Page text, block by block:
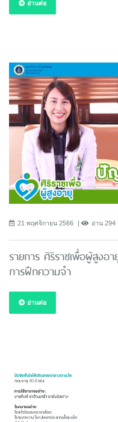
อ่านต่อ
21 พฤศจิกายน 2566 อ่าน 294
รายการ ศิริราชเพื่อผู้สูงอ
การฝึกความจำ
อ่านต่อ